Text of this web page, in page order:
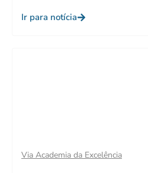
Ir para notícia
Via Academia da Excelência